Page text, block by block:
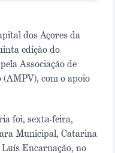
dos Açores da
edição do
Associação de
com o apoio
foi, sexta-feira,
Municipal, Catarina
Encarnação, no